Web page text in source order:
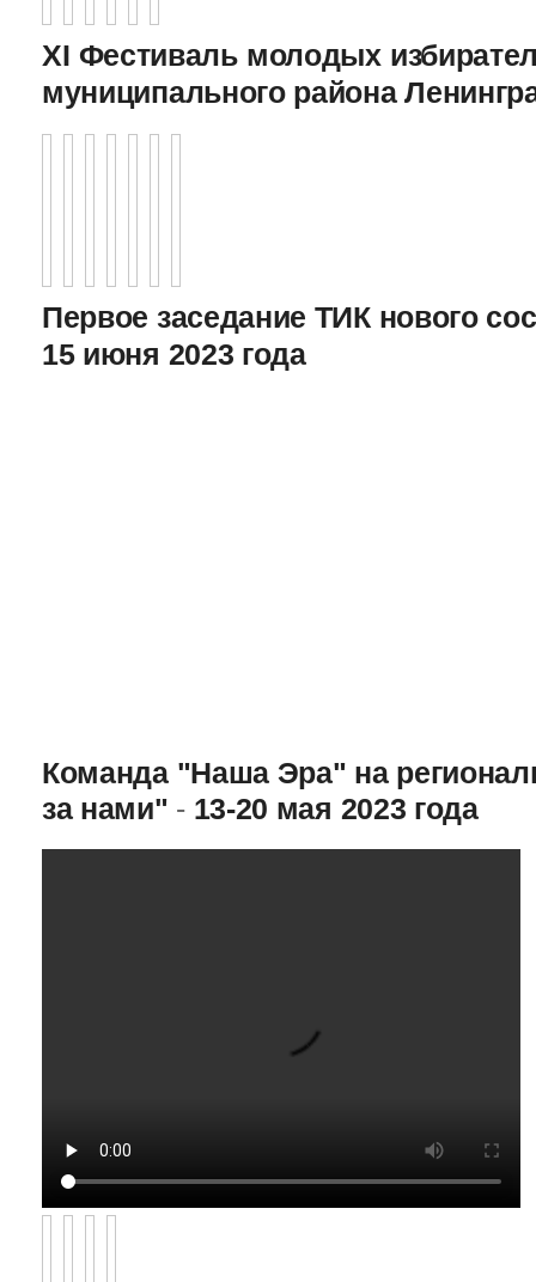
XI Фестиваль молодых
муниципального района
Первое заседание ТИК нового
15 июня 2023 года
Команда "Наша Эра" на
за нами" - 13-20 мая 2023 года